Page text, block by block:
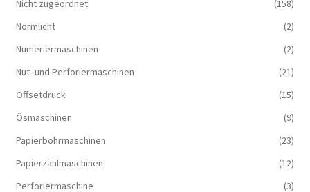
Nicht zugeordnet
(158)
Normlicht
(2)
Numeriermaschinen
(2)
Nut- und Perforiermaschinen
(21)
Offsetdruck
(15)
Ösmaschinen
(9)
Papierbohrmaschinen
(23)
Papierzählmaschinen
(12)
Perforiermaschine
(3)